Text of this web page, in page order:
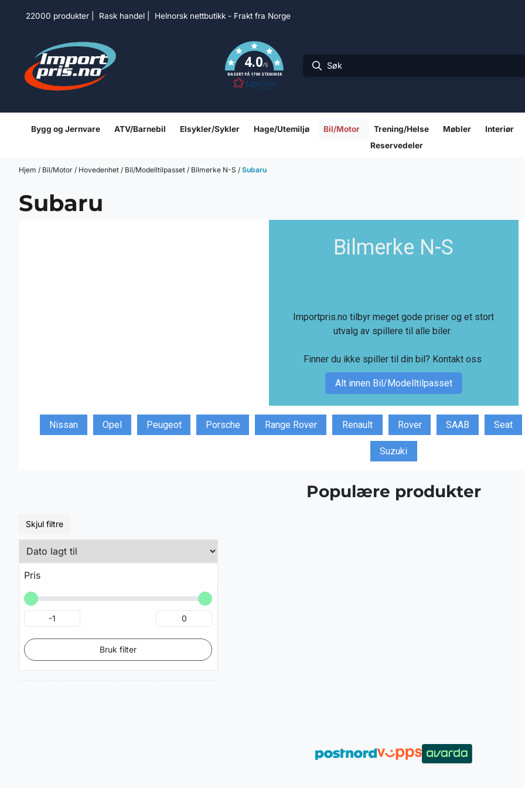
Hopp til innhold
22000 produkter | Rask handel | Helnorsk nettbutikk - Frakt fra Norge
4.0/5
BASERT PÅ 1780 STEMMER
Bygg og Jernvare ATV/Barnebil Elsykler/Sykler Hage/Utemiljø Bil/Motor Trening/Helse Møbler Interiør
Reservedeler
Hjem / Bil/Motor / Hovedenhet / Bil/Modelltilpasset / Bilmerke N-S / Subaru
Subaru
Bilmerke N-S
Importpris.no tilbyr meget gode priser og et stort
utvalg av spillere til alle biler.
Finner du ikke spiller til din bil? Kontakt oss
Alt innen Bil/Modelltilpasset
Nissan Opel Peugeot Porsche Range Rover Renault Rover SAAB Seat
Suzuki
Populære produkter
Skjul filtre
Pris
Bruk filter